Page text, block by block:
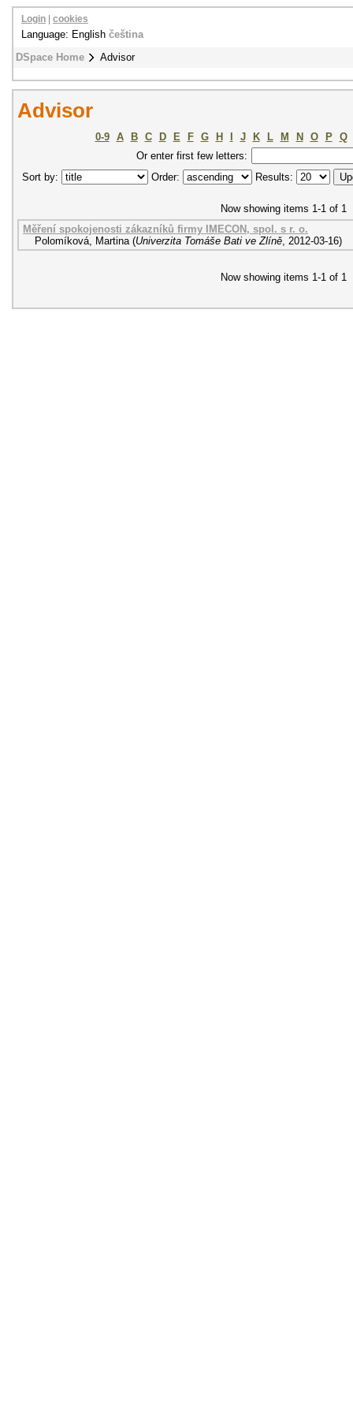
DSpace Home Advisor
Login cookies
Language: English čeština
Advisor
0-9 A B C D E F G H J K L M N O P
Q
Or enter first few letters:
Sort by:
Order: Results:
Now showing items 1-1 of 1
Měření spokojenosti zákazníků firmy IMECON, spol. s r. o.
Polomíková, Martina (Univerzita Tomáše Bati ve Zlíně, 2012-03-16)
Now showing items 1-1 of 1